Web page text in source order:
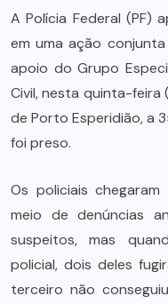
A Polícia Federal (PF)
em uma ação
apoio do Grupo
Civil, nesta quinta-feira
de Porto Esperidião, a
foi preso.
Os policiais
meio de denúncias
suspeitos, mas
policial, dois deles
terceiro não